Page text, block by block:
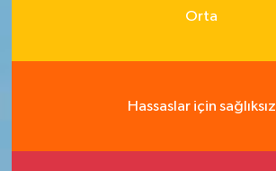
Orta
Hassaslar için sağlıksız